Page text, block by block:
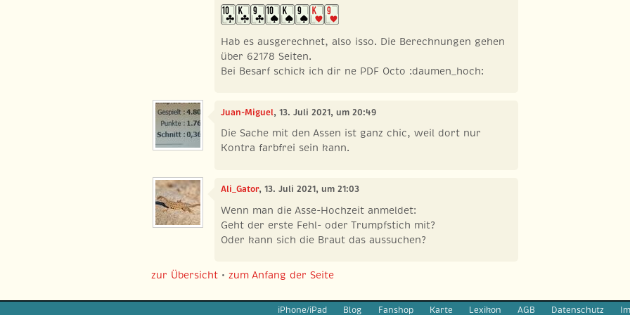
Hab es ausgerechnet, also isso. Die Berechnungen gehen
über 62178 Seiten.
Bei Besarf schick ich dir ne PDF Octo :daumen_hoch:
Juan-Miguel, 13. Juli 2021, um 20:49
Die Sache mit den Assen ist ganz chic, weil dort nur
Kontra farbfrei sein kann.
Ali_Gator, 13. Juli 2021, um 21:03
Wenn man die Asse-Hochzeit anmeldet:
Geht der erste Fehl- oder Trumpfstich mit?
Oder kann sich die Braut das aussuchen?
zur Übersicht •zum Anfang der Seite
iPhone/iPad Blog Fanshop Karte Lexikon AGB Datenschutz